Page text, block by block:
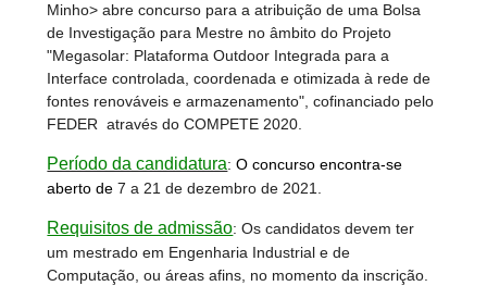
Minho> abre concurso para a atribuição de uma Bolsa
de Investigação para Mestre no âmbito do Projeto
"Megasolar: Plataforma Outdoor Integrada para a
Interface controlada, coordenada e otimizada à rede de
fontes renováveis e armazenamento", cofinanciado pelo
FEDER através do COMPETE 2020.
Período da candidatura:O concurso encontra-se
aberto de7 a 21 de dezembro de 2021.
Requisitos de admissão: Os candidatos devem ter
um mestrado em Engenharia Industrial e de
Computação, ou áreas afins, no momento da inscrição.